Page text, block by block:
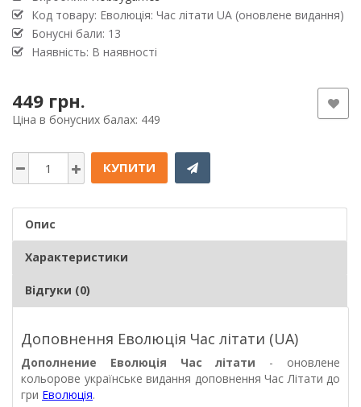
Код товару: Еволюція: Час літати UA (оновлене видання)
Бонусні бали: 13
Наявність: В наявності
449 грн.
Ціна в бонусних балах: 449
КУПИТИ
Опис
Характеристики
Відгуки (0)
Доповнення Еволюція Час літати (UA)
Дополнение Еволюція Час літати - оновлене
кольорове українське видання доповнення Час Літати до
гри Еволюція.